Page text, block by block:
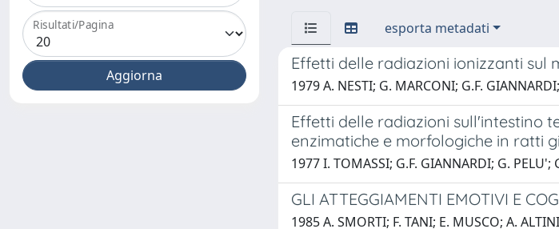
Risultati/Pagina esporta metadati
Effetti delle radiazioni ionizzanti sul
1979 A. NESTI; G. MARCONI; G.F.
Effetti delle radiazioni sull'intestino
enzimatiche e morfologiche in ratti
1977 I. TOMASSI; G.F. GIANNARDI; G.
GLI ATTEGGIAMENTI EMOTIVI E
1985 A. SMORTI; F. TANI; E. MUSCO; A.